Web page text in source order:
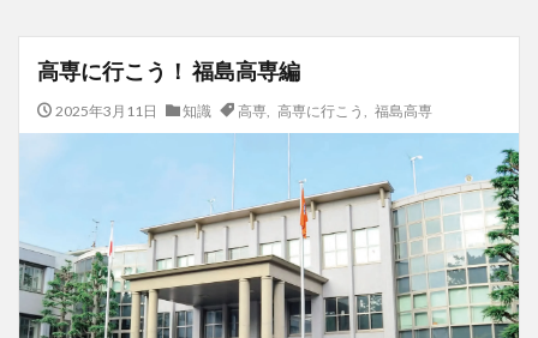
高専に行こう！ 福島高専編
2025年3月11日 知識 高専, 高専に行こう 福島高専